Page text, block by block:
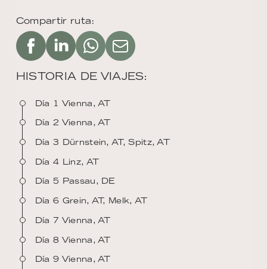
Compartir ruta:
HISTORIA DE VIAJES:
Día 1 Vienna, AT
Día 2 Vienna, AT
Día 3 Dürnstein, AT, Spitz, AT
Día 4 Linz, AT
Día 5 Passau, DE
Día 6 Grein, AT, Melk, AT
Día 7 Vienna, AT
Día 8 Vienna, AT
Día 9 Vienna, AT